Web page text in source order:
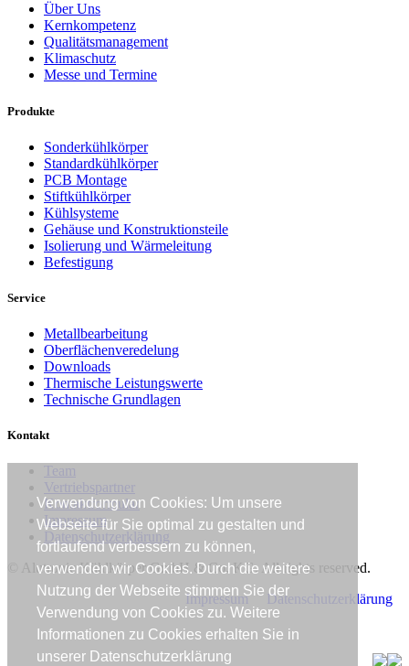
Verwendung von Cookies: Um unsere
Webseite für Sie optimal zu gestalten und
fortlaufend verbessern zu können,
verwenden wir Cookies. Durch die weitere
Nutzung der Webseite stimmen Sie der
Verwendung von Cookies zu. Weitere
Informationen zu Cookies erhalten Sie in
unserer Datenschutzerklärung
Über Uns
Kernkompetenz
Qualitätsmanagement
Klimaschutz
Messe und Termine
Produkte
Sonderkühlkörper
Standardkühlkörper
PCB Montage
Stiftkühlkörper
Kühlsysteme
Gehäuse und Konstruktionsteile
Isolierung und Wärmeleitung
Befestigung
Service
Metallbearbeitung
Oberflächenveredelung
Downloads
Thermische Leistungswerte
Technische Grundlagen
Kontakt
Team
Vertriebspartner
Kontaktformular
Impressum
Datenschutzerklärung
© Alutronic Kühlkörper GmbH & Co. KG. All rights reserved.
Impressum
Datenschutzerklärung